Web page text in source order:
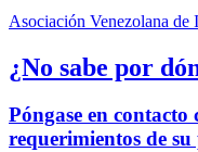
Asociación Venezolana de
¿No sabe por
Póngase en
requerimientos de su